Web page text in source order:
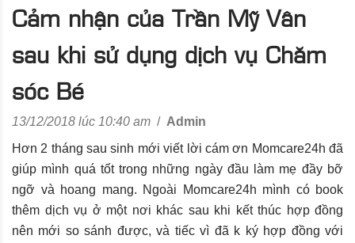
Cảm nhận của Trần Mỹ Vân
sau khi sử dụng dịch vụ Chăm
sóc Bé
13/12/2018 lúc 10:40 am / Admin
Hơn 2 tháng sau sinh mới viết lời cám ơn Momcare24h đã
giúp mình quá tốt trong những ngày đầu làm mẹ đầy bỡ
ngỡ và hoang mang. Ngoài Momcare24h mình có book
thêm dịch vụ ở một nơi khác sau khi kết thúc hợp đồng
nên mới so sánh được, và tiếc vì đã k ký hợp đồng với